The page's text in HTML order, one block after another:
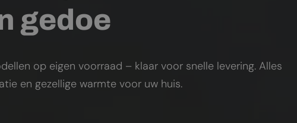
gedoe
op eigen voorraad – klaar voor snelle levering. Alles
en gezellige warmte voor uw huis.